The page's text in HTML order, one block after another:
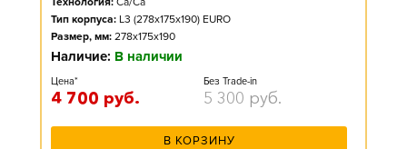
Тип корпуса: L3 (278x175x190) EURO
Размер, мм: 278x175x190
Наличие: В наличии
Цена*
4 700 руб.
Без Trade-in
5 300 руб.
В КОРЗИНУ